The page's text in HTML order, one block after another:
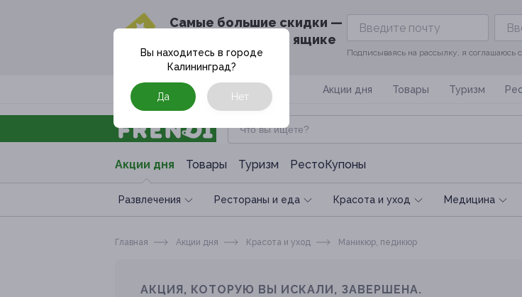
Cамые большие скидки —
в твоём почтовом ящике
Подписываясь на рассылку, я соглашаюсь
Москва Акции дня Товары Туризм
Акции дня Товары Туризм РестоКупоны
Развлечения Рестораны и еда Красота и уход Медицина
Вы находитесь в городе
Калининград?
Да Нет
Главная Акции дня Красота и уход Маникюр, педикюр
АКЦИЯ, КОТОРУЮ ВЫ ИСКАЛИ, ЗАВЕРШЕНА.